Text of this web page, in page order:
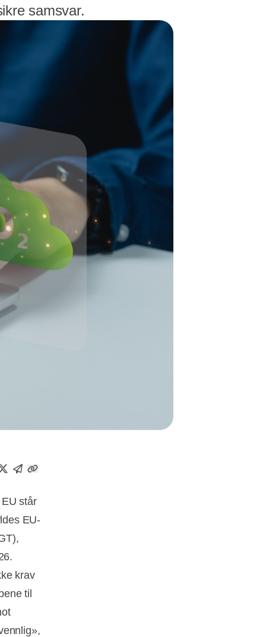
samsvar.
står
EU-
krav
til